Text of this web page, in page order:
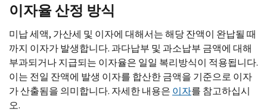
이자율 산정 방식
미납 세액, 가산세 및 이자에 대해서는 해당 잔액이 완납될 때
까지 이자가 발생합니다. 과다납부 및 과소납부 금액에 대해
부과되거나 지급되는 이자율은 일일 복리방식이 적용됩니다.
이는 전일 잔액에 발생 이자를 합산한 금액을 기준으로 이자
가 산출됨을 의미합니다. 자세한 내용은 이자를 참고하십시
오.